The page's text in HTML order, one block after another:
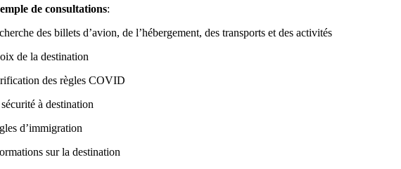
de consultations:
des billets d’avion, de l’hébergement, des transports et des activités
de la destination
des règles COVID
à destination
d’immigration
sur la destination